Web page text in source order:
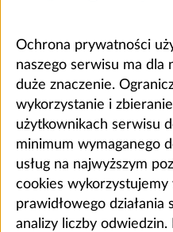
Ochrona prywatności
naszego serwisu ma dla
duże znaczenie.
wykorzystanie i
użytkownikach serwisu
minimum wymaganego
usług na najwyższym
cookies wykorzystujemy
prawidłowego działania
analizy liczby